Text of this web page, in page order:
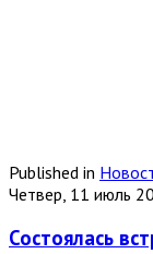
Published in
Четвер, 11 июль
Состоялась